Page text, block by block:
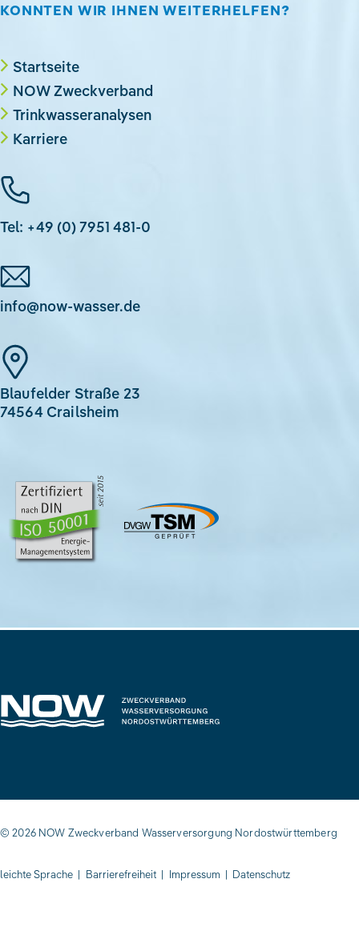
KONNTEN WIR IHNEN WEITERHELFEN?
Startseite
NOW Zweckverband
Trinkwasseranalysen
Karriere
Tel: +49 (0) 7951 481-0
info@now-wasser.de
Blaufelder Straße 23
74564 Crailsheim
© 2026 NOW Zweckverband Wasserversorgung Nordostwürttemberg
leichte Sprache | Barrierefreiheit| Impressum | Datenschutz